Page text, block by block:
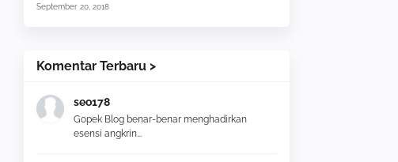
September 20, 2018
Komentar Terbaru >
seo178
Gopek Blog benar-benar menghadirkan
esensi angkrin...